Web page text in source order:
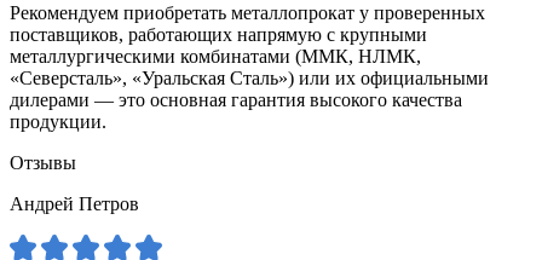
Рекомендуем приобретать металлопрокат у проверенных
поставщиков, работающих напрямую с крупными
металлургическими комбинатами (ММК, НЛМК,
«Северсталь», «Уральская Сталь») или их официальными
дилерами — это основная гарантия высокого качества
продукции.
Отзывы
Андрей Петров